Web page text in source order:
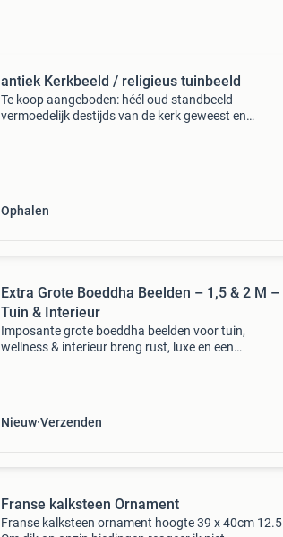
antiek Kerkbeeld / religieus tuinbeeld
Te koop aangeboden: héél oud standbeeld
vermoedelijk destijds van de kerk geweest en
Ophalen
Extra Grote Boeddha Beelden – 1,5 & 2 M –
Tuin & Interieur
Imposante grote boeddha beelden voor tuin,
wellness & interieur breng rust, luxe en een
Nieuw Verzenden
Franse kalksteen Ornament
Franse kalksteen ornament hoogte 39 x 40cm 12.5